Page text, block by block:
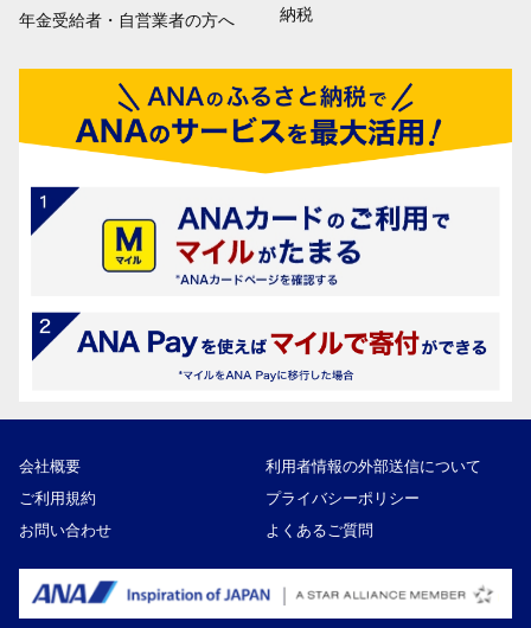
年金受給者・自営業者の方へ
納税
会社概要
利用者情報の外部送信について
ご利用規約
プライバシーポリシー
お問い合わせ
よくあるご質問